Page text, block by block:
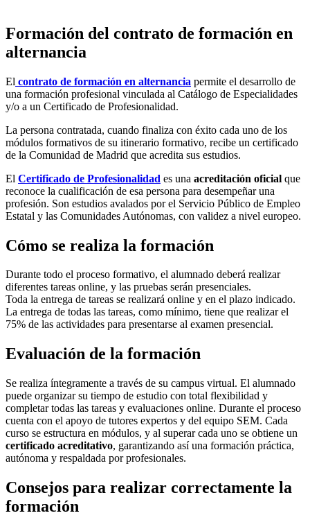
Formación del contrato de formación en
alternancia
El contrato de formación en alternancia permite el desarrollo de
una formación profesional vinculada al Catálogo de Especialidades
y/o a un Certificado de Profesionalidad.
La persona contratada, cuando finaliza con éxito cada uno de los
módulos formativos de su itinerario formativo, recibe un certificado
de la Comunidad de Madrid que acredita sus estudios.
El Certificado de Profesionalidad es una acreditación oficial que
reconoce la cualificación de esa persona para desempeñar una
profesión. Son estudios avalados por el Servicio Público de Empleo
Estatal y las Comunidades Autónomas, con validez a nivel europeo.
Cómo se realiza la formación
Durante todo el proceso formativo, el alumnado deberá realizar
diferentes tareas online, y las pruebas serán presenciales.
Toda la entrega de tareas se realizará online y en el plazo indicado.
La entrega de todas las tareas, como mínimo, tiene que realizar el
75% de las actividades para presentarse al examen presencial.
Evaluación de la formación
Se realiza íntegramente a través de su campus virtual. El alumnado
puede organizar su tiempo de estudio con total flexibilidad y
completar todas las tareas y evaluaciones online. Durante el proceso
cuenta con el apoyo de tutores expertos y del equipo SEM. Cada
curso se estructura en módulos, y al superar cada uno se obtiene un
certificado acreditativo, garantizando así una formación práctica,
autónoma y respaldada por profesionales.
Consejos para realizar correctamente la
formación